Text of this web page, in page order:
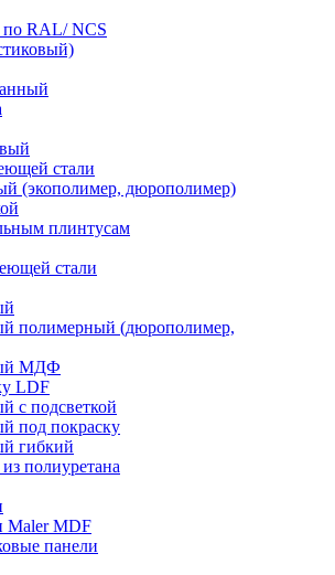
RAL/ NCS
стали
(экополимер, дюрополимер)
плинтусам
стали
полимерный (дюрополимер,
МДФ
LDF
с подсветкой
под покраску
гибкий
полиуретана
Maler MDF
панели